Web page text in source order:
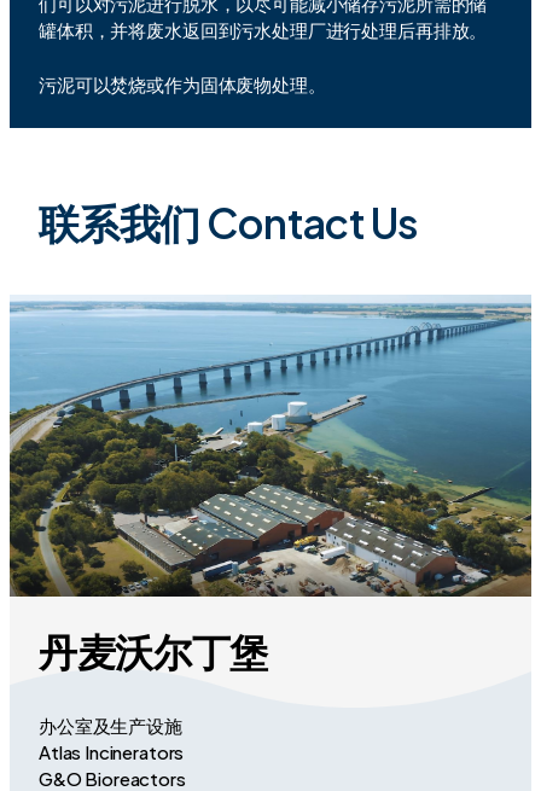
罐体积，并将废水返回到污水处理厂进行处理后再排放。
污泥可以焚烧或作为固体废物处理。
联系我们 Contact Us
丹麦沃尔丁堡
办公室及生产设施
Atlas Incinerators
G&O Bioreactors